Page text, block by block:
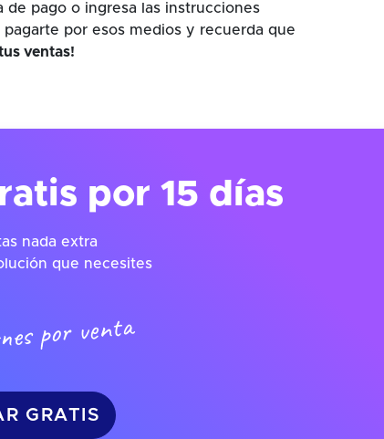
pago o ingresa las instrucciones
por esos medios y recuerda que
ventas!
por 15 días
nada extra
que necesites
por venta
GRATIS